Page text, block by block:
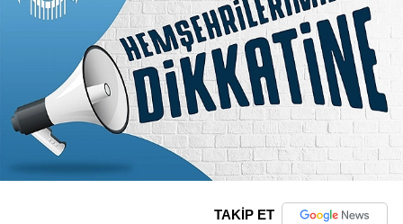
TAKİP ET